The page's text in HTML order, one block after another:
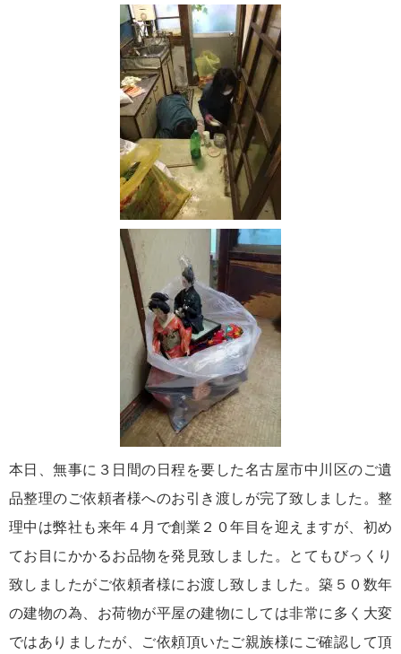
本日、無事に３日間の日程を要した名古屋市中川区のご遺
品整理のご依頼者様へのお引き渡しが完了致しました。整
理中は弊社も来年４月で創業２０年目を迎えますが、初め
てお目にかかるお品物を発見致しました。とてもびっくり
致しましたがご依頼者様にお渡し致しました。築５０数年
の建物の為、お荷物が平屋の建物にしては非常に多く大変
ではありましたが、ご依頼頂いたご親族様にご確認して頂